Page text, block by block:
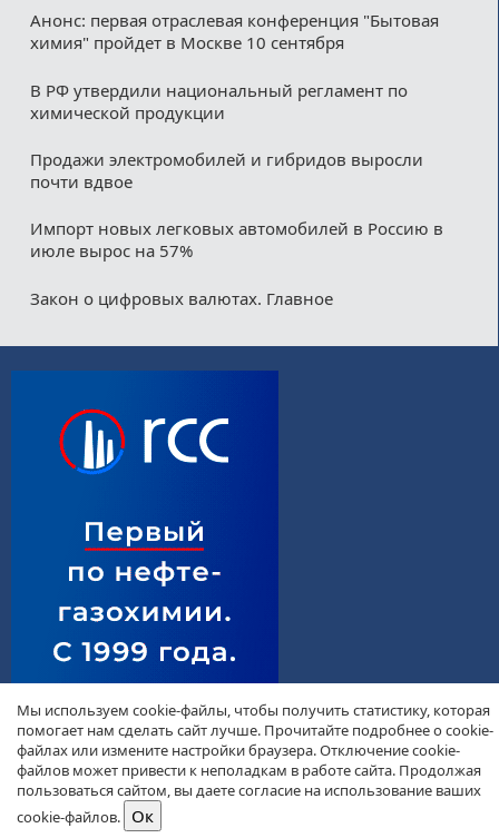
Анонс: первая отраслевая конференция "Бытовая
химия" пройдет в Москве 10 сентября
В РФ утвердили национальный регламент по
химической продукции
Продажи электромобилей и гибридов выросли
почти вдвое
Импорт новых легковых автомобилей в Россию в
июле вырос на 57%
Закон о цифровых валютах. Главное
Мы используем cookie-файлы, чтобы получить статистику, которая
помогает нам сделать сайт лучше. Прочитайте подробнее о cookie-
файлах или измените настройки браузера. Отключение cookie-
файлов может привести к неполадкам в работе сайта. Продолжая
пользоваться сайтом, вы даете согласие на использование ваших
cookie-файлов.